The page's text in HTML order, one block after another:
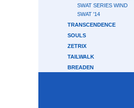
SWAT SERIES WIND
SWAT '14
TRANSCENDENCE
SOULS
ZETRIX
TAILWALK
BREADEN